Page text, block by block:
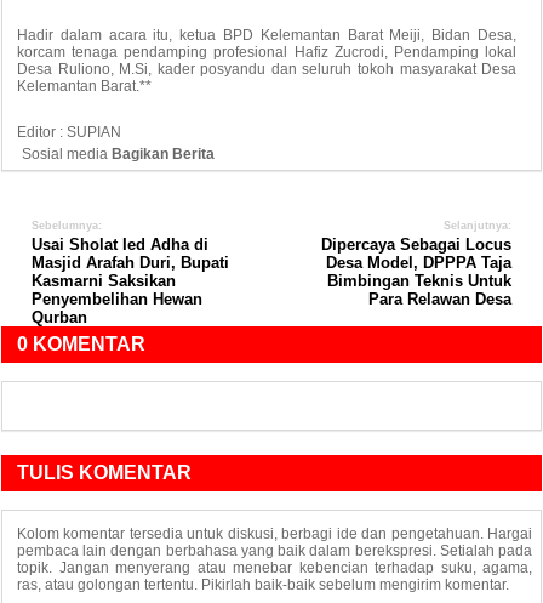
Hadir dalam acara itu, ketua BPD Kelemantan Barat Meiji, Bidan Desa,
korcam tenaga pendamping profesional Hafiz Zucrodi, Pendamping lokal
Desa Ruliono, M.Si, kader posyandu dan seluruh tokoh masyarakat Desa
Kelemantan Barat.**
Editor : SUPIAN
Sosial media Bagikan Berita
Sebelumnya:
Usai Sholat Ied Adha di
Masjid Arafah Duri, Bupati
Kasmarni Saksikan
Penyembelihan Hewan
Qurban
Selanjutnya:
Dipercaya Sebagai Locus
Desa Model, DPPPA Taja
Bimbingan Teknis Untuk
Para Relawan Desa
0 KOMENTAR
TULIS KOMENTAR
Kolom komentar tersedia untuk diskusi, berbagi ide dan pengetahuan. Hargai
pembaca lain dengan berbahasa yang baik dalam berekspresi. Setialah pada
topik. Jangan menyerang atau menebar kebencian terhadap suku, agama,
ras, atau golongan tertentu. Pikirlah baik-baik sebelum mengirim komentar.